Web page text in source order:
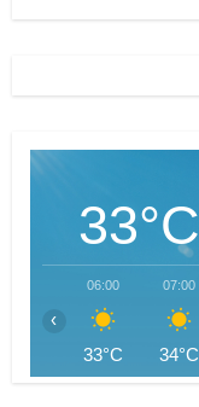
33°C
06:00
33°C
07:00
34°C
‹